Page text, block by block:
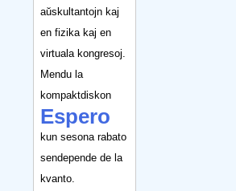
aŭskultantojn kaj
en fizika kaj en
virtuala kongresoj.
Mendu la
kompaktdiskon
Espero
kun sesona rabato
sendepende de la
kvanto.